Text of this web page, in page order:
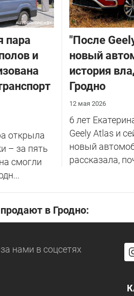
пара
и
открыла
– за пять
смогли
"После
новый
история
Гродно
12 мая 2026
6 лет
Geely Atlas и
новый
рассказала,
в Гродно:
нами в соцсетях